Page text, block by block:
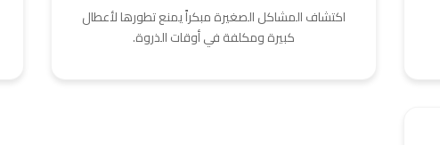
اكتشاف المشاكل الصغيرة مبكراً يمنع تطورها لأعطال
كبيرة ومكلفة في أوقات الذروة.